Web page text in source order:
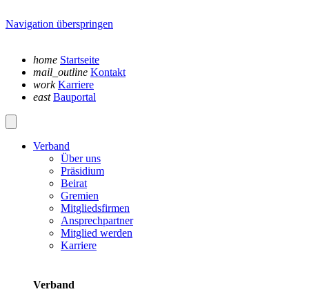
Navigation überspringen
home Startseite
mail_outline Kontakt
work Karriere
east Bauportal
Verband
Über uns
Präsidium
Beirat
Gremien
Mitgliedsfirmen
Ansprechpartner
Mitglied werden
Karriere
Verband